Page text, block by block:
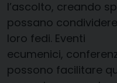
l’ascolto, creando
possano
loro fedi. Eventi
ecumenici,
possono facilitare